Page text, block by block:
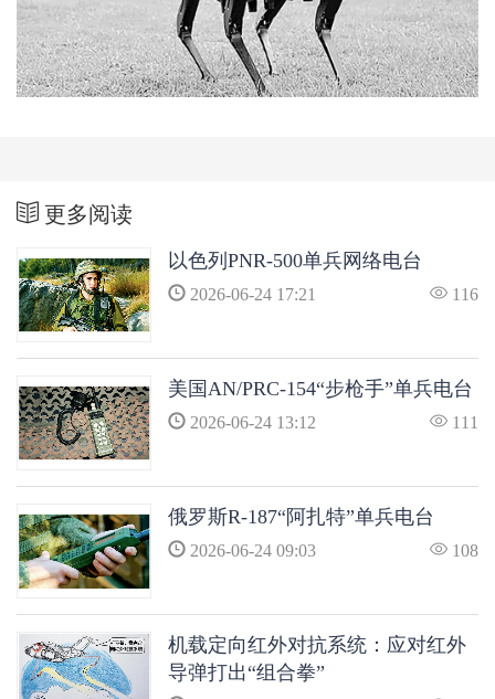
更多阅读
以色列PNR-500单兵网络电台
2026-06-24 17:21 116
美国AN/PRC-154“步枪手”单兵电台
2026-06-24 13:12 111
俄罗斯R-187“阿扎特”单兵电台
2026-06-24 09:03 108
机载定向红外对抗系统：应对红外
导弹打出“组合拳”